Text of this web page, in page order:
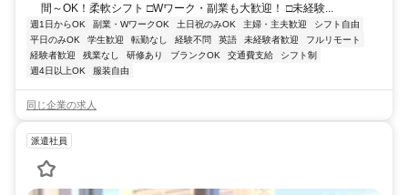
間～OK！柔軟シフト □Wワーク・副業も大歓迎！ □未経験...
週1日からOK 副業・WワークOK 土日祝のみOK 主婦・主夫歓迎
シフト自由
平日のみOK
学生歓迎 転勤なし 経験不問 英語 未経験者歓迎
フルリモート
経験者歓迎
残業なし 研修あり ブランクOK 交通費支給
シフト制
週4日以上OK
服装自由
同じ企業の求人
派遣社員